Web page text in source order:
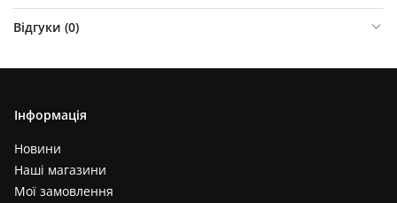
Відгуки (0)
Інформація
Новини
Наші магазини
Мої замовлення